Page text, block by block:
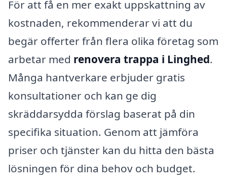
För att få en mer exakt uppskattning av
kostnaden, rekommenderar vi att du
begär offerter från flera olika företag som
arbetar med renovera trappa i Linghed.
Många hantverkare erbjuder gratis
konsultationer och kan ge dig
skräddarsydda förslag baserat på din
specifika situation. Genom att jämföra
priser och tjänster kan du hitta den bästa
lösningen för dina behov och budget.